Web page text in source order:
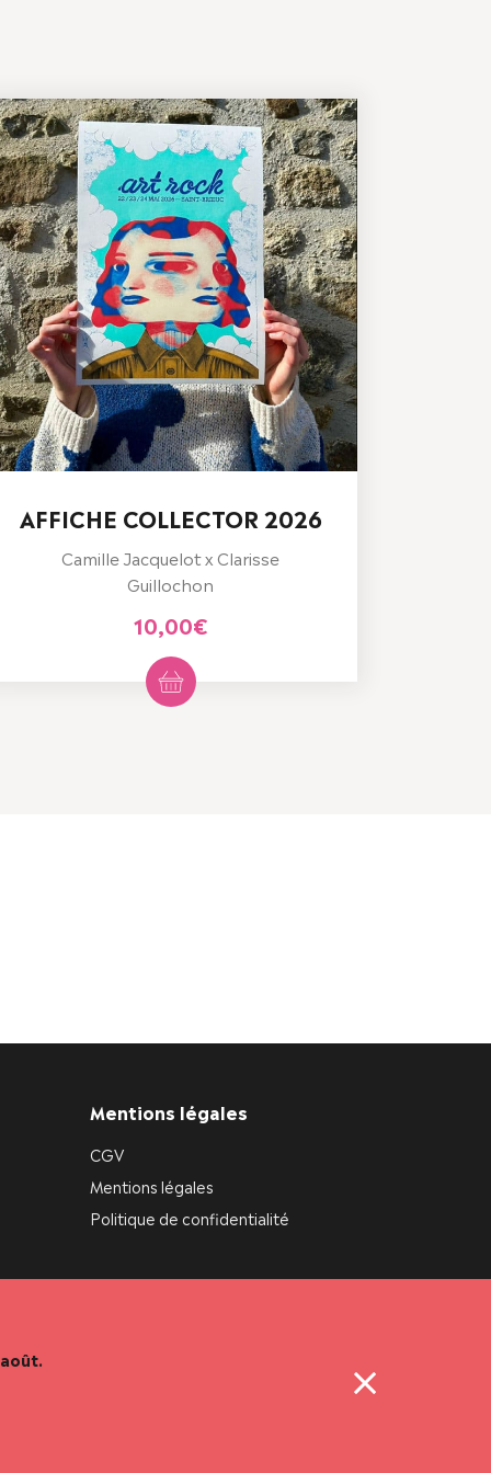
AFFICHE COLLECTOR 2026
Camille Jacquelot x Clarisse
Guillochon
10,00€
Mentions légales
CGV
Mentions légales
Politique de confidentialité